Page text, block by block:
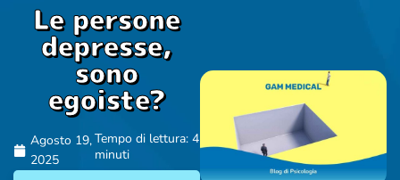
Le persone
depresse,
sono
egoiste?
Agosto 19,
2025
Tempo di lettura: 4
minuti